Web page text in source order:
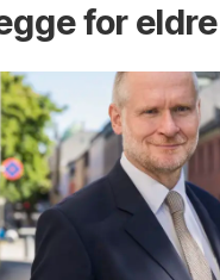
for eldre